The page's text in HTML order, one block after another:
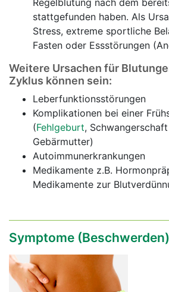
Regelblutung nach dem
stattgefunden haben. Als
Stress, extreme sportliche
Fasten oder Essstörungen
Weitere Ursachen für
Zyklus können sein:
Leberfunktionsstörungen
Komplikationen bei einer
(Fehlgeburt,
Gebärmutter)
Autoimmunerkrankungen
Medikamente z.B.
Medikamente zur
Symptome (Beschwerden)